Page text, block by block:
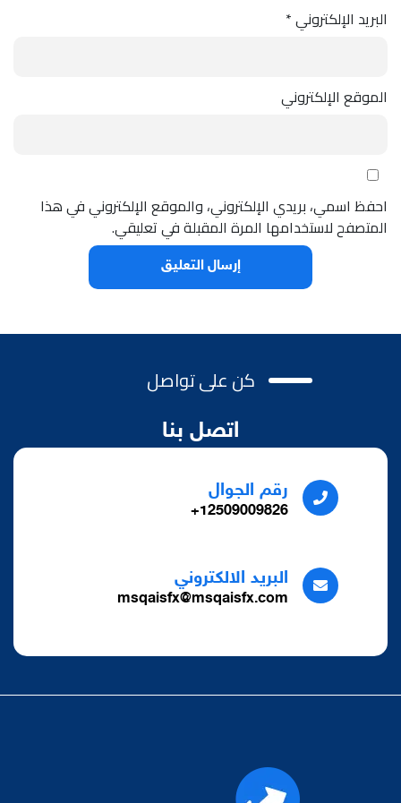
البريد الإلكتروني*
الموقع الإلكتروني
احفظ اسمي، بريدي الإلكتروني، والموقع الإلكتروني في هذا
المتصفح لاستخدامها المرة المقبلة في تعليقي.
كن على تواصل
اتصل بنا
رقم الجوال
12509009826+
البريد الالكتروني
msqaisfx@msqaisfx.com